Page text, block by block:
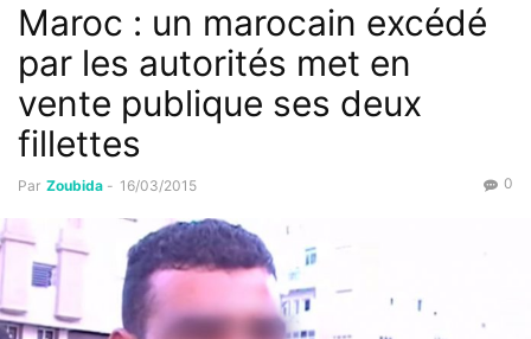
Maroc : un marocain excédé
par les autorités met en
vente publique ses deux
fillettes
Par Zoubida - 16/03/2015 0